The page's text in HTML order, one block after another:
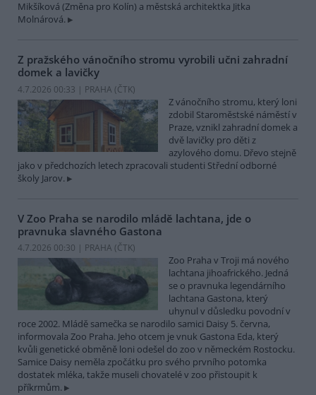
Mikšíková (Změna pro Kolín) a městská architektka Jitka
Molnárová.
Z pražského vánočního stromu vyrobili učni zahradní
domek a lavičky
4.7.2026 00:33 | PRAHA (ČTK)
Z vánočního stromu, který loni
zdobil Staroměstské náměstí v
Praze, vznikl zahradní domek a
dvě lavičky pro děti z
azylového domu. Dřevo stejně
jako v předchozích letech zpracovali studenti Střední odborné
školy Jarov.
V Zoo Praha se narodilo mládě lachtana, jde o
pravnuka slavného Gastona
4.7.2026 00:30 | PRAHA (ČTK)
Zoo Praha v Troji má nového
lachtana jihoafrického. Jedná
se o pravnuka legendárního
lachtana Gastona, který
uhynul v důsledku povodní v
roce 2002. Mládě samečka se narodilo samici Daisy 5. června,
informovala Zoo Praha. Jeho otcem je vnuk Gastona Eda, který
kvůli genetické obměně loni odešel do zoo v německém Rostocku.
Samice Daisy neměla zpočátku pro svého prvního potomka
dostatek mléka, takže museli chovatelé v zoo přistoupit k
příkrmům.